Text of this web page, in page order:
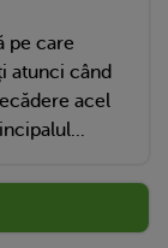
pe care
atunci când
acel